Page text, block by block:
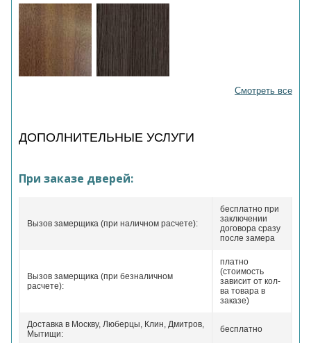
Смотреть все
ДОПОЛНИТЕЛЬНЫЕ УСЛУГИ
При заказе дверей:
Вызов замерщика (при наличном расчете):
бесплатно при
заключении
договора сразу
после замера
Вызов замерщика (при безналичном
расчете):
платно
(стоимость
зависит от кол-
ва товара в
заказе)
Доставка в Москву, Люберцы, Клин, Дмитров,
Мытищи:
бесплатно